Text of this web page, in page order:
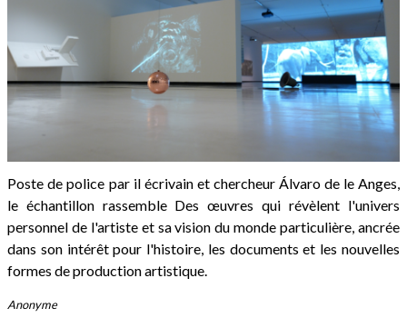
Poste de police par il écrivain et chercheur Álvaro de le Anges,
le échantillon rassemble Des œuvres qui révèlent l'univers
personnel de l'artiste et sa vision du monde particulière, ancrée
dans son intérêt pour l'histoire, les documents et les nouvelles
formes de production artistique.
Anonyme